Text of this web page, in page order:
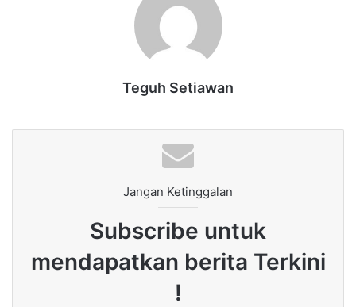
Teguh Setiawan
Jangan Ketinggalan
Subscribe untuk
mendapatkan berita Terkini
!